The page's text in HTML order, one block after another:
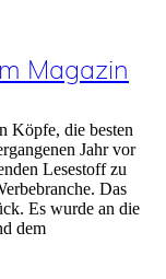
Magazin
Köpfe, die besten
Jahr vor
Lesestoff zu
Das
Es wurde an die
dem